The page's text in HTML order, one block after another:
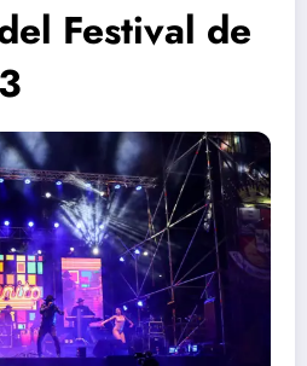
Festival de